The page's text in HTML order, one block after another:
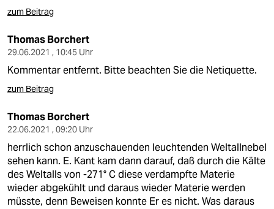
zum Beitrag
Thomas Borchert
29.06.2021 , 10:45 Uhr
Kommentar entfernt. Bitte beachten Sie die Netiquette.
zum Beitrag
Thomas Borchert
22.06.2021 , 09:20 Uhr
herrlich schon anzuschauenden leuchtenden Weltallnebel
sehen kann. E. Kant kam dann darauf, daß durch die Kälte
des Weltalls von -271° C diese verdampfte Materie
wieder abgekühlt und daraus wieder Materie werden
müsste, denn Beweisen konnte Er es nicht. Was daraus